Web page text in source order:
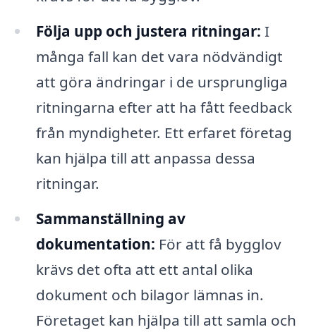
Följa upp och justera ritningar: I
många fall kan det vara nödvändigt
att göra ändringar i de ursprungliga
ritningarna efter att ha fått feedback
från myndigheter. Ett erfaret företag
kan hjälpa till att anpassa dessa
ritningar.
Sammanställning av
dokumentation: För att få bygglov
krävs det ofta att ett antal olika
dokument och bilagor lämnas in.
Företaget kan hjälpa till att samla och